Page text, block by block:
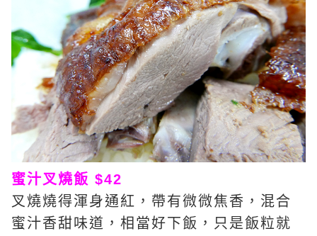
蜜汁叉燒飯 $42
叉燒燒得渾身通紅，帶有微微焦香，混合
蜜汁香甜味道，相當好下飯，只是飯粒就